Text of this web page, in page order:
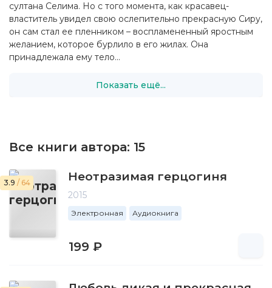
султана Селима. Но с того момента, как красавец-
властитель увидел свою ослепительно прекрасную Сиру,
он сам стал ее пленником – воспламененный яростным
желанием, которое бурлило в его жилах. Она
принадлежала ему тело...
Показать ещё...
Все книги автора: 15
3.9 / 64 Неотразимая герцогиня
2015
Электронная Аудиокнига
199 ₽